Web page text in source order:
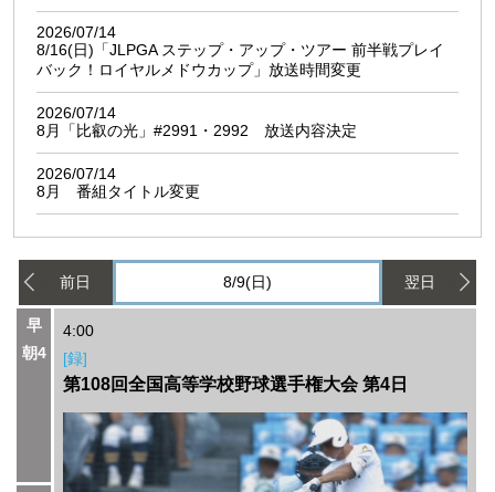
2026/07/14
8/16(日)「JLPGA ステップ・アップ・ツアー 前半戦プレイ
バック！ロイヤルメドウカップ」放送時間変更
2026/07/14
8月「比叡の光」#2991・2992 放送内容決定
2026/07/14
8月 番組タイトル変更
前日 8/9(日) 翌日
早
朝4
4:00
[録]
第108回全国高等学校野球選手権大会 第4日